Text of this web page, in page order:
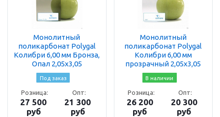
Монолитный
поликарбонат Polygal
Колибри 6,00 мм Бронза,
Опал 2,05х3,05
Под заказ
Розница:
27 500
руб
Опт:
21 300
руб
Монолитный
поликарбонат Polygal
Колибри 6,00 мм
прозрачный 2,05х3,05
В наличии
Розница:
26 200
руб
Опт:
20 300
руб